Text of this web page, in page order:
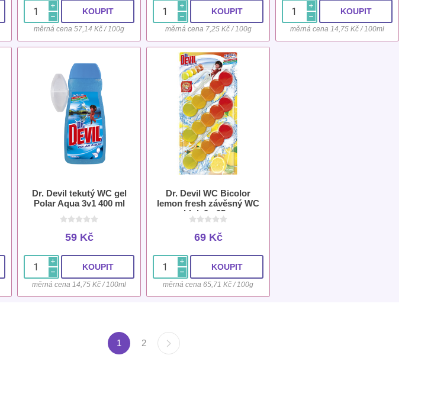
i
h
měrná cena 57,14 Kč / 100g
i
h
měrná cena 7,25 Kč / 100g
i
h
měrná cena 14,75 Kč / 100ml
Dr. Devil tekutý WC gel
Polar Aqua 3v1 400 ml
59 Kč
i
h
měrná cena 14,75 Kč / 100ml
Dr. Devil WC Bicolor
lemon fresh závěsný WC
blok 3× 35 g
69 Kč
i
h
měrná cena 65,71 Kč / 100g
1 2